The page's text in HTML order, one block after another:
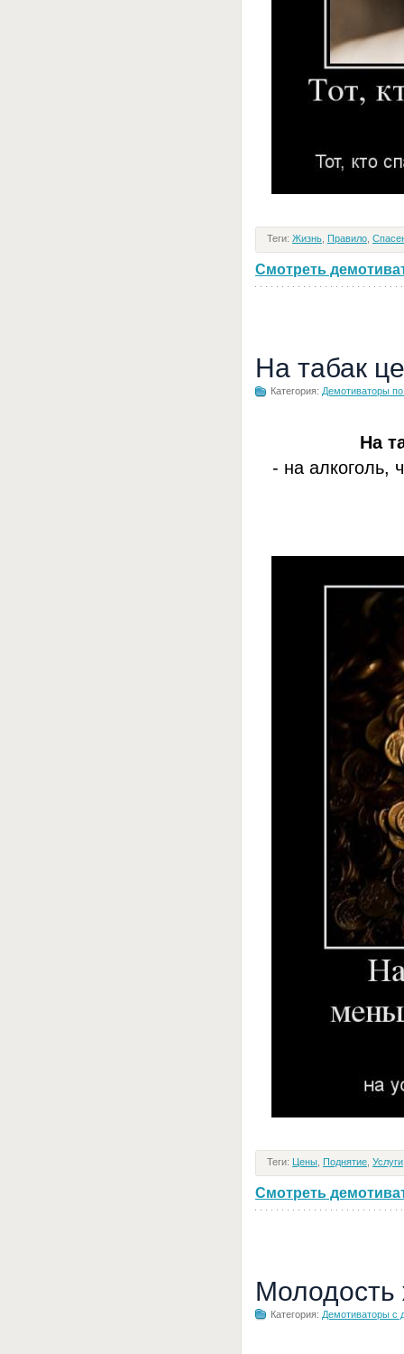
Теги: Жизнь Правило
Смотреть
На табак
Категория: Демотиваторы
На
- на алкоголь,
Теги: Цены Поднятие Услуги
Смотреть
Молодость
Категория: Демотиваторы с